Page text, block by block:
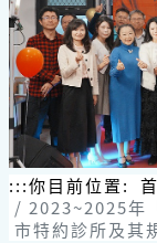
跳
到
主
要
內
容
區
塊
:::你目前位置:
2023~2025年
市特約診所及其